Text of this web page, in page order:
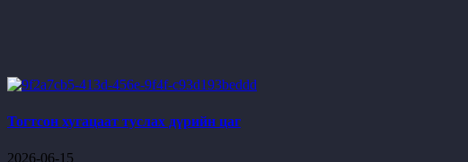
Тогтсон хугацаат туслах дүрийн цаг
2026-06-15